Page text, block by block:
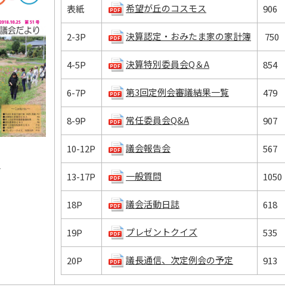
表紙 希望が丘のコスモス 906
2-3P 決算認定・おみたま家の家計簿 750
4-5P 決算特別委員会Q＆A 854
6-7P 第3回定例会審議結果一覧 479
8-9P 常任委員会Q&A 907
10-12P 議会報告会 567
13-17P 一般質問 1050
18P 議会活動日誌 618
19P プレゼントクイズ 535
20P 議長通信、次定例会の予定 913